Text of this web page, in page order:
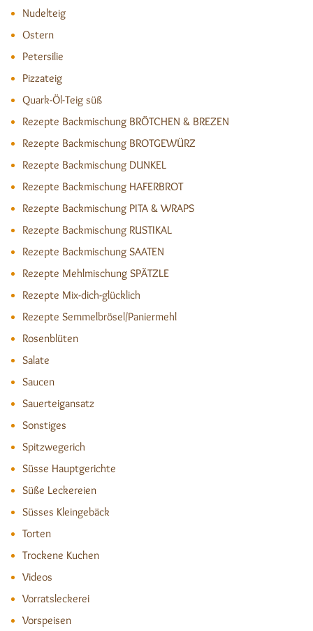
Nudelteig
Ostern
Petersilie
Pizzateig
Quark-Öl-Teig süß
Rezepte Backmischung BRÖTCHEN & BREZEN
Rezepte Backmischung BROTGEWÜRZ
Rezepte Backmischung DUNKEL
Rezepte Backmischung HAFERBROT
Rezepte Backmischung PITA & WRAPS
Rezepte Backmischung RUSTIKAL
Rezepte Backmischung SAATEN
Rezepte Mehlmischung SPÄTZLE
Rezepte Mix-dich-glücklich
Rezepte Semmelbrösel/Paniermehl
Rosenblüten
Salate
Saucen
Sauerteigansatz
Sonstiges
Spitzwegerich
Süsse Hauptgerichte
Süße Leckereien
Süsses Kleingebäck
Torten
Trockene Kuchen
Videos
Vorratsleckerei
Vorspeisen